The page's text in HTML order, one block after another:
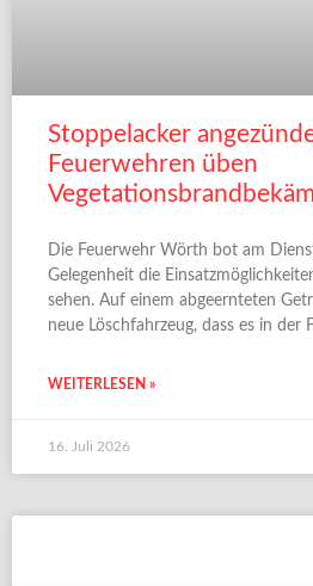
Stoppelacker
Feuerwehren üben
Die Feuerwehr Wörth bot am
Gelegenheit die
sehen. Auf einem abgeernteten
neue Löschfahrzeug, dass es in der
WEITERLESEN »
16. Juli 2026